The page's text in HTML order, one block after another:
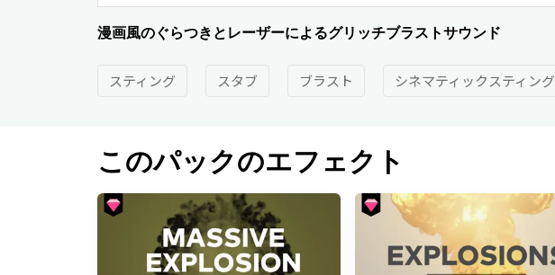
漫画風のぐらつきとレーザーによるグリッチブラストサウンド
スティング スタブ ブラスト シネマティックスティング
このパックのエフェクト